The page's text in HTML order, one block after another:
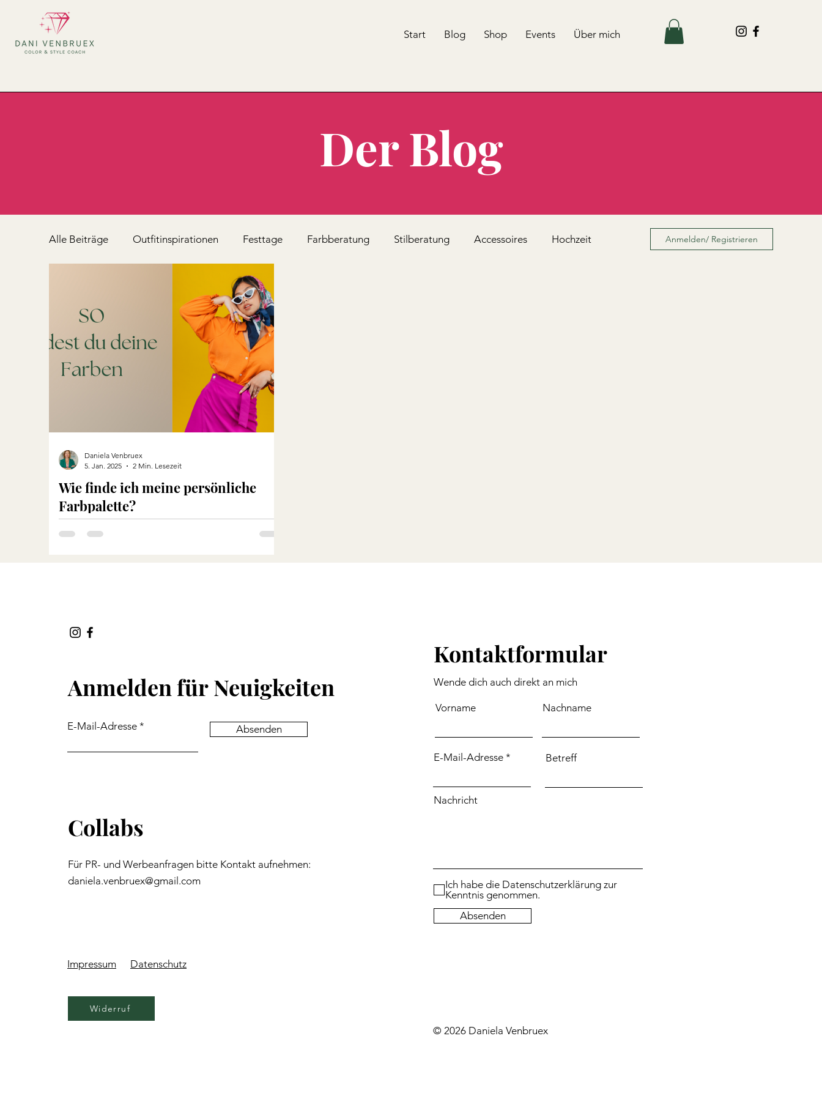
Start Blog Shop Events Über mich
Der Blog
Alle Beiträge Outfitinspirationen Festtage Farbberatung Stilberatung Accessoires Hochzeit Anmelden/ Registrieren
Wie finde ich meine persönliche
Farbpalette?
Daniela Venbruex
5. Jan. 2025
2 Min. Lesezeit
Anmelden fürNeuigkeiten
E-Mail-Adresse Absenden
Collabs
Für PR- und Werbeanfragen bitte Kontakt aufnehmen:
daniela.venbruex@gmail.com
Impressum Datenschutz
Widerruf
Kontaktformular
Wende dich auch direkt an mich
Vorname Nachname
E-Mail-Adresse Betreff
Nachricht
Ich habe die Datenschutzerklärung zur
Kenntnis genommen.
Absenden
© 2026 Daniela Venbruex